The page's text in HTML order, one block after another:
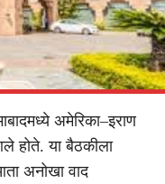
अमेरिका–इराण
होते. या बैठकीला
अनोखा वाद